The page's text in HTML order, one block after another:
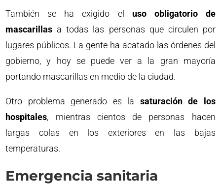
También se ha exigido el uso obligatorio de
mascarillas a todas las personas que circulen por
lugares públicos. La gente ha acatado las órdenes del
gobierno, y hoy se puede ver a la gran mayoría
portando mascarillas en medio de la ciudad.
Otro problema generado es la saturación de los
hospitales, mientras cientos de personas hacen
largas colas en los exteriores en las bajas
temperaturas.
Emergencia sanitaria